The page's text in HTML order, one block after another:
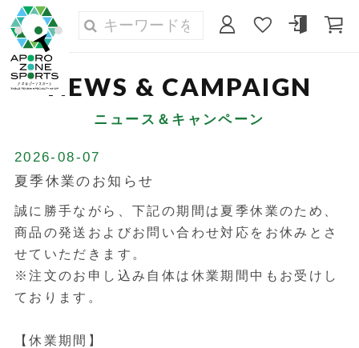
ニュース＆キャンペーン
2026-08-07
夏季休業のお知らせ
誠に勝手ながら、下記の期間は夏季休業のため、
商品の発送およびお問い合わせ対応をお休みとさ
せていただきます。
※注文のお申し込み自体は休業期間中もお受けし
ております。
【休業期間】